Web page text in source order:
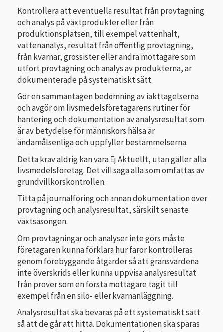
Kontrollera att eventuella resultat från provtagning
och analys på växtprodukter eller från
produktionsplatsen, till exempel vattenhalt,
vattenanalys, resultat från offentlig provtagning,
från kvarnar, grossister eller andra mottagare som
utfört provtagning och analys av produkterna, är
dokumenterade på systematiskt sätt.
Gör en sammantagen bedömning av iakttagelserna
och avgör om livsmedelsföretagarens rutiner för
hantering och dokumentation av analysresultat som
är av betydelse för människors hälsa är
ändamålsenliga och uppfyller bestämmelserna.
Detta krav aldrig kan vara Ej Aktuellt, utan gäller alla
livsmedelsföretag. Det vill säga alla som omfattas av
grundvillkorskontrollen.
Titta på journalföring och annan dokumentation över
provtagning och analysresultat, särskilt senaste
växtsäsongen.
Om provtagningar och analyser inte görs måste
företagaren kunna förklara hur faror kontrolleras
genom förebyggande åtgärder så att gränsvärdena
inte överskrids eller kunna uppvisa analysresultat
från prover som en första mottagare tagit till
exempel från en silo- eller kvarnanläggning.
Analysresultat ska bevaras på ett systematiskt sätt
så att de går att hitta. Dokumentationen ska sparas